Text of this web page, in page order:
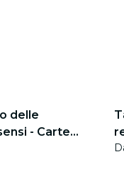
delle
- Carte